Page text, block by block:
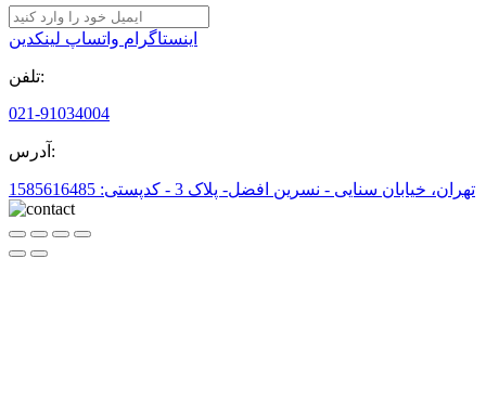
اینستاگرام واتساپ لینکدین
تلفن:
021-91034004
آدرس:
تهران، خیابان سنایی - نسرین افضل- پلاک 3 - کدپستی: 1585616485